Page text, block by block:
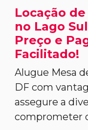
Locação
no Lago
Preço e
Facilitado!
Alugue Mesa
DF com
assegure a
comprometer